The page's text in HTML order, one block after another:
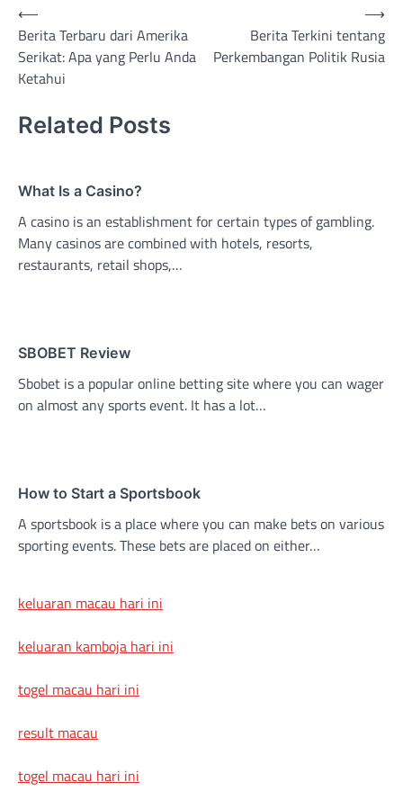
Post
navigation
⟵
Berita Terbaru dari Amerika
Serikat: Apa yang Perlu Anda
Ketahui
Berita Terkini tentang
Perkembangan Politik Rusia
⟶
Related Posts
What Is a Casino?
A casino is an establishment for certain types of gambling.
Many casinos are combined with hotels, resorts,
restaurants, retail shops,…
SBOBET Review
Sbobet is a popular online betting site where you can wager
on almost any sports event. It has a lot…
How to Start a Sportsbook
A sportsbook is a place where you can make bets on various
sporting events. These bets are placed on either…
keluaran macau hari ini
keluaran kamboja hari ini
togel macau hari ini
result macau
togel macau hari ini